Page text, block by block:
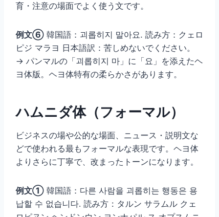
育・注意の場面でよく使う文です。
例文⑥ 韓国語：괴롭히지 말아요. 読み方：クェロ
ピジ マラヨ 日本語訳：苦しめないでください。
→ パンマルの「괴롭히지 마」に「요」を添えたヘ
ヨ体版。ヘヨ体特有の柔らかさがあります。
ハムニダ体（フォーマル）
ビジネスの場や公的な場面、ニュース・説明文な
どで使われる最もフォーマルな表現です。ヘヨ体
よりさらに丁寧で、改まったトーンになります。
例文① 韓国語：다른 사람을 괴롭히는 행동은 용
납할 수 없습니다. 読み方：タルン サラムル クェ